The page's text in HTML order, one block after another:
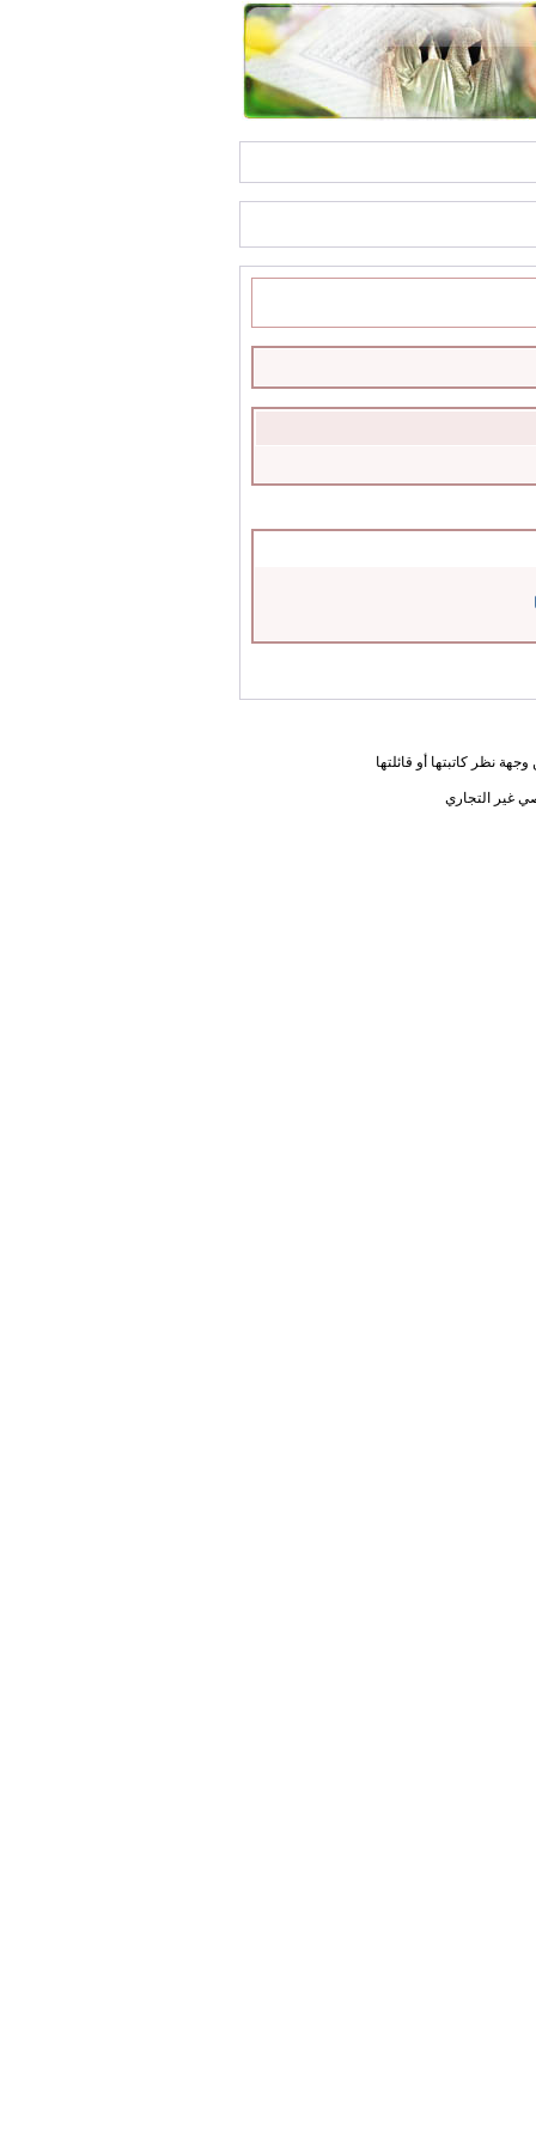
نظر كاتبتها أو قائلتها
غير التجاري